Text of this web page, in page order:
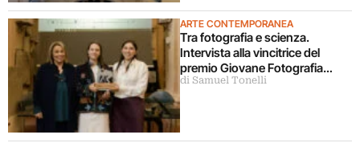
ARTE CONTEMPORANEA
Tra fotografia e scienza.
Intervista alla vincitrice del
premio Giovane Fotografia
Italiana 2026
di Samuel Tonelli